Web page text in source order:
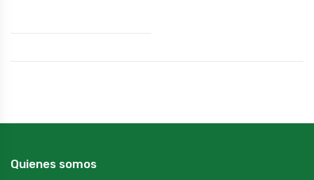
Quienes somos